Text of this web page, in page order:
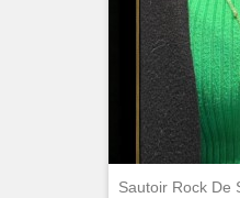
Sautoir Rock De